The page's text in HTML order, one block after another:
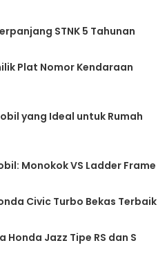
STNK 5 Tahunan
Plat Nomor Kendaraan
yang Ideal untuk Rumah
Monokok VS Ladder Frame
Civic Turbo Bekas Terbaik
Jazz Tipe RS dan S